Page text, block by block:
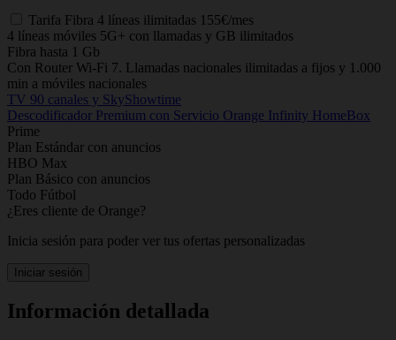
Tarifa Fibra 4 líneas ilimitadas 155€/mes
4 líneas móviles 5G+ con llamadas y GB ilimitados
Fibra hasta 1 Gb
Con Router Wi-Fi 7. Llamadas nacionales ilimitadas a fijos y 1.000
min a móviles nacionales
TV 90 canales y SkyShowtime
Descodificador Premium con Servicio Orange Infinity HomeBox
Prime
Plan Estándar con anuncios
HBO Max
Plan Básico con anuncios
Todo Fútbol
¿Eres cliente de Orange?
Inicia sesión para poder ver tus ofertas personalizadas
Iniciar sesión
Información detallada